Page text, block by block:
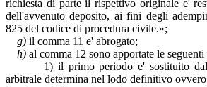
richiesta di parte il rispettivo originale e'
dell'avvenuto deposito, ai fini degli
825 del codice di procedura civile.»;
g) il comma 11 e' abrogato;
h) al comma 12 sono apportate le
1) il primo periodo e' sostituito dal
arbitrale determina nel lodo definitivo ovvero